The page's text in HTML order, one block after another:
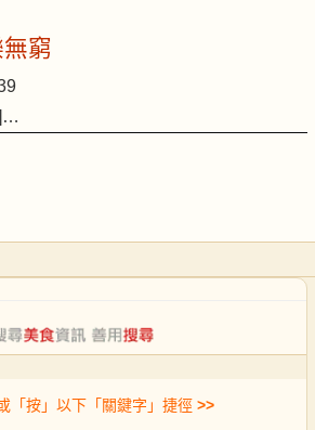
窮
「按」以下「關鍵字」捷徑 >>